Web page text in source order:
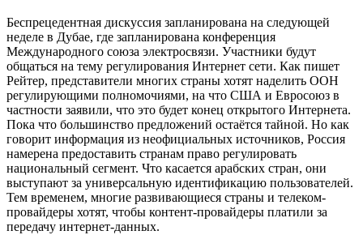
Беспрецедентная дискуссия запланирована на следующей
неделе в Дубае, где запланирована конференция
Международного союза электросвязи. Участники будут
общаться на тему регулирования Интернет сети. Как пишет
Рейтер, представители многих страны хотят наделить ООН
регулирующими полномочиями, на что США и Евросоюз в
частности заявили, что это будет конец открытого Интернета.
Пока что большинство предложений остаётся тайной. Но как
говорит информация из неофициальных источников, Россия
намерена предоставить странам право регулировать
национальный сегмент. Что касается арабских стран, они
выступают за универсальную идентификацию пользователей.
Тем временем, многие развивающиеся страны и телеком-
провайдеры хотят, чтобы контент-провайдеры платили за
передачу интернет-данных.